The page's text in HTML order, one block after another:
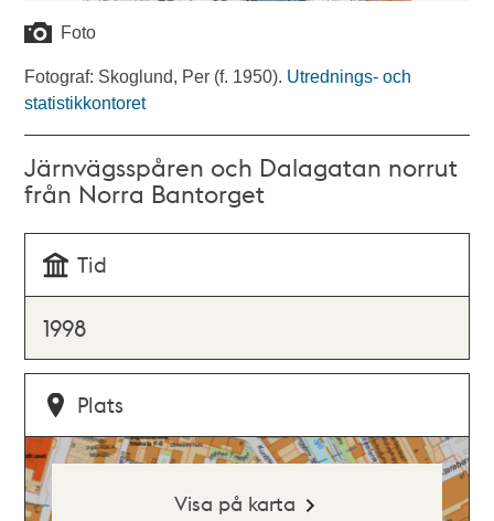
Foto
Fotograf: Skoglund, Per (f. 1950). Utrednings- och
statistikkontoret
Järnvägsspåren och Dalagatan norrut
från Norra Bantorget
Tid
1998
Plats
Visa på karta